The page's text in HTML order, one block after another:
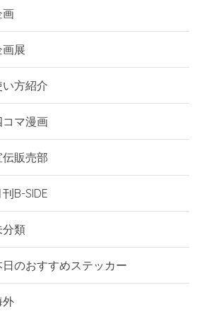
画
画展
い方紹介
コマ漫画
伝販売部
B-SIDE
分類
日のおすすめステッカー
外